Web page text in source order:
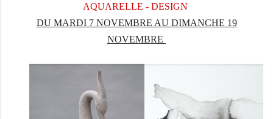
AQUARELLE - DESIGN
DU MARDI 7 NOVEMBRE AU DIMANCHE 19
NOVEMBRE